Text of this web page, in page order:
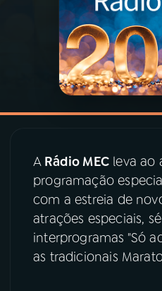
PROGRAMAS
PODCASTS
08PRÊMIO RÁDIO MEC
A Rádio MEC leva ao
programação
com a estreia de
atrações especiais,
interprogramas "Só
as tradicionais